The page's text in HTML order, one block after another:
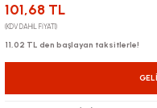
101,68 TL
(KDV DAHİL FİYATI)
11,02 TL den başlayan taksitlerle!